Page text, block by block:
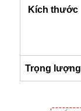
Kích thước
Trọng lượng